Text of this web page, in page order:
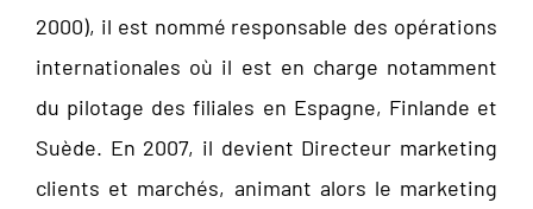
2000), il est nommé responsable des opérations
internationales où il est en charge notamment
du pilotage des filiales en Espagne, Finlande et
Suède. En 2007, il devient Directeur marketing
clients et marchés, animant alors le marketing